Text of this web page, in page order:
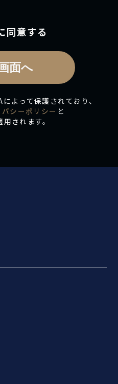
人情報を取得する場
行・目的のために取
・保管
だいた個人情報を正
ため、適切な保護・
努めます。
たしません。
同意する
面へ
よって保護されており、
バシーポリシー と
用されます。